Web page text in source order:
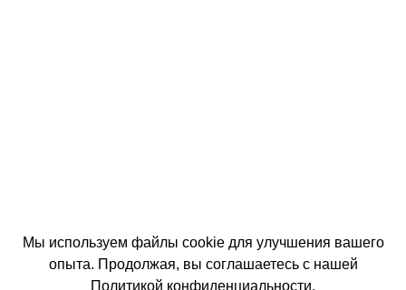
Мы используем файлы cookie для улучшения вашего
опыта. Продолжая, вы соглашаетесь с нашей
Политикой конфиденциальности.
© 2026 год. Официальный сайт ЦентрКурорт.